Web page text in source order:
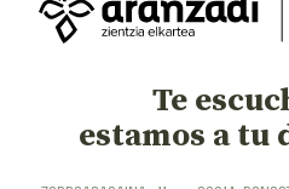
Te
estamos a tu